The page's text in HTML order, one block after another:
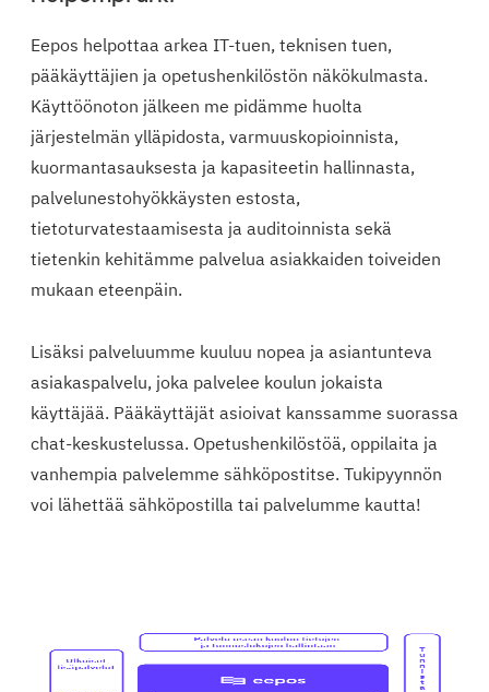
Eepos helpottaa arkea IT-tuen, teknisen tuen,
pääkäyttäjien ja opetushenkilöstön näkökulmasta.
Käyttöönoton jälkeen me pidämme huolta
järjestelmän ylläpidosta, varmuuskopioinnista,
kuormantasauksesta ja kapasiteetin hallinnasta,
palvelunestohyökkäysten estosta,
tietoturvatestaamisesta ja auditoinnista sekä
tietenkin kehitämme palvelua asiakkaiden toiveiden
mukaan eteenpäin.
Lisäksi palveluumme kuuluu nopea ja asiantunteva
asiakaspalvelu, joka palvelee koulun jokaista
käyttäjää. Pääkäyttäjät asioivat kanssamme suorassa
chat-keskustelussa. Opetushenkilöstöä, oppilaita ja
vanhempia palvelemme sähköpostitse. Tukipyynnön
voi lähettää sähköpostilla tai palvelumme kautta!